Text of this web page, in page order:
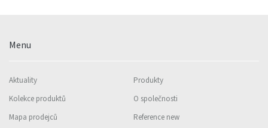
Menu
Aktuality
Produkty
Kolekce produktů
O společnosti
Mapa prodejců
Reference new